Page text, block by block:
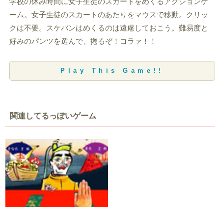
ーム。女子生徒のスカートのあたりをマウスで移動。クリッ
クは不要。スケバンはめくるのは遠慮しておこう。難易度と
好みのパンツを選んで、捲るぞ！コラァ！！
Play This Game!!
関連してるっぽいゲーム